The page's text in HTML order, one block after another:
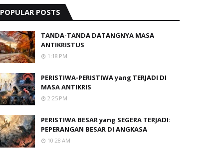
POPULAR POSTS
TANDA-TANDA DATANGNYA MASA
ANTIKRISTUS
1:18 PM
PERISTIWA-PERISTIWA yang TERJADI DI
MASA ANTIKRIS
2:25 PM
PERISTIWA BESAR yang SEGERA TERJADI:
PEPERANGAN BESAR DI ANGKASA
10:28 AM